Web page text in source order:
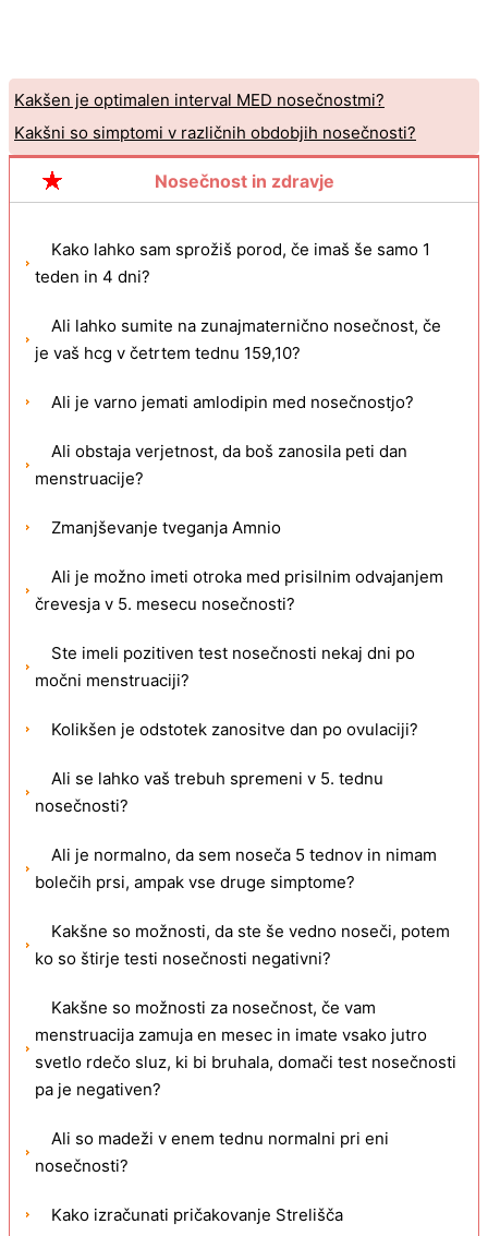
Kakšen je optimalen interval MED nosečnostmi?
Kakšni so simptomi v različnih obdobjih nosečnosti?
Nosečnost in zdravje
Kako lahko sam sprožiš porod, če imaš še samo 1
teden in 4 dni?
Ali lahko sumite na zunajmaternično nosečnost, če
je vaš hcg v četrtem tednu 159,10?
Ali je varno jemati amlodipin med nosečnostjo?
Ali obstaja verjetnost, da boš zanosila peti dan
menstruacije?
Zmanjševanje tveganja Amnio
Ali je možno imeti otroka med prisilnim odvajanjem
črevesja v 5. mesecu nosečnosti?
Ste imeli pozitiven test nosečnosti nekaj dni po
močni menstruaciji?
Kolikšen je odstotek zanositve dan po ovulaciji?
Ali se lahko vaš trebuh spremeni v 5. tednu
nosečnosti?
Ali je normalno, da sem noseča 5 tednov in nimam
bolečih prsi, ampak vse druge simptome?
Kakšne so možnosti, da ste še vedno noseči, potem
ko so štirje testi nosečnosti negativni?
Kakšne so možnosti za nosečnost, če vam
menstruacija zamuja en mesec in imate vsako jutro
svetlo rdečo sluz, ki bi bruhala, domači test nosečnosti
pa je negativen?
Ali so madeži v enem tednu normalni pri eni
nosečnosti?
Kako izračunati pričakovanje Strelišča